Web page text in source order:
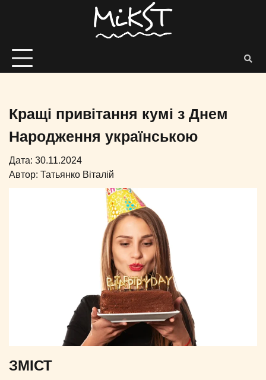
Кращі привітання кумі з Днем
Народження українською
Дата: 30.11.2024
Автор: Татьянко Віталій
ЗМІСТ